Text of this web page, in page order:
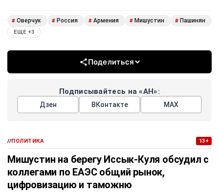
# Оверчук # Россия # Армения # Мишустин # Пашинян
ЕЩЕ +3
Поделиться
Подписывайтесь на «АН»:
Дзен ВКонтакте МАХ
//ПОЛИТИКА 13+
Мишустин на берегу Иссык-Куля обсудил с
коллегами по ЕАЭС общий рынок,
цифровизацию и таможню